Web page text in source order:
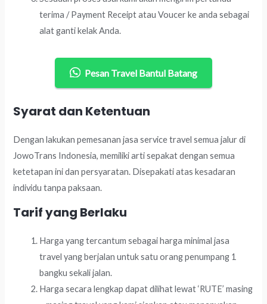
terima / Payment Receipt atau Voucer ke anda sebagai
alat ganti kelak Anda.
Pesan Travel Bantul Batang
Syarat dan Ketentuan
Dengan lakukan pemesanan jasa service travel semua jalur di
JowoTrans Indonesia, memiliki arti sepakat dengan semua
ketetapan ini dan persyaratan. Disepakati atas kesadaran
individu tanpa paksaan.
Tarif yang Berlaku
Harga yang tercantum sebagai harga minimal jasa
travel yang berjalan untuk satu orang penumpang 1
bangku sekali jalan.
Harga secara lengkap dapat dilihat lewat ‘RUTE’ masing